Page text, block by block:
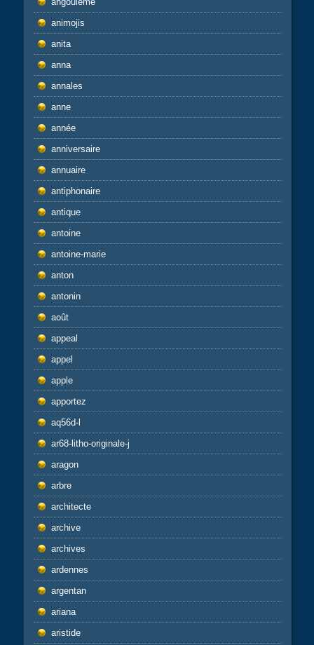
animojis
anita
anna
annales
anne
année
anniversaire
annuaire
antiphonaire
antique
antoine
antoine-marie
anton
antonin
août
appeal
appel
apple
apportez
aq56d-l
ar68-litho-originale-j
aragon
arbre
architecte
archive
archives
ardennes
argentan
ariana
aristide